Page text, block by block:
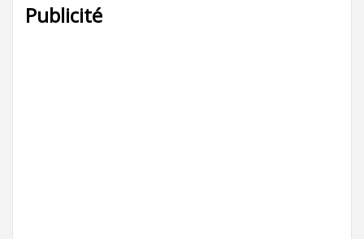
Publicité